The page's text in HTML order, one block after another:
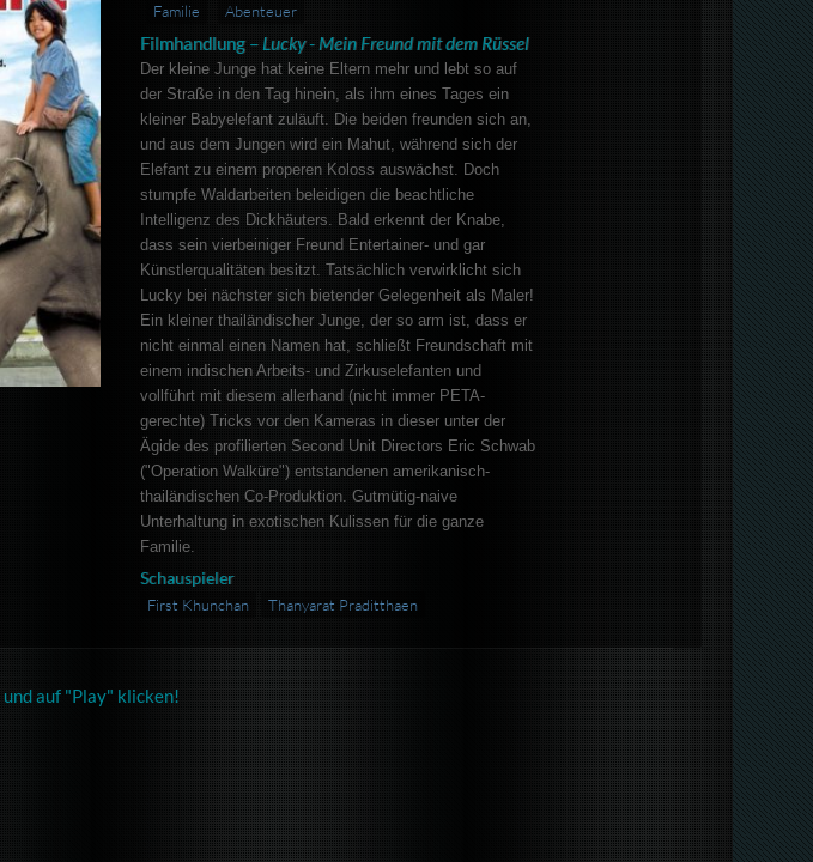
Familie Abenteuer
Filmhandlung – Lucky - Mein Freund mit dem Rüssel
Der kleine Junge hat keine Eltern mehr und lebt so auf
der Straße in den Tag hinein, als ihm eines Tages ein
kleiner Babyelefant zuläuft. Die beiden freunden sich an,
und aus dem Jungen wird ein Mahut, während sich der
Elefant zu einem properen Koloss auswächst. Doch
stumpfe Waldarbeiten beleidigen die beachtliche
Intelligenz des Dickhäuters. Bald erkennt der Knabe,
dass sein vierbeiniger Freund Entertainer- und gar
Künstlerqualitäten besitzt. Tatsächlich verwirklicht sich
Lucky bei nächster sich bietender Gelegenheit als Maler!
Ein kleiner thailändischer Junge, der so arm ist, dass er
nicht einmal einen Namen hat, schließt Freundschaft mit
einem indischen Arbeits- und Zirkuselefanten und
vollführt mit diesem allerhand (nicht immer PETA-
gerechte) Tricks vor den Kameras in dieser unter der
Ägide des profilierten Second Unit Directors Eric Schwab
("Operation Walküre") entstandenen amerikanisch-
thailändischen Co-Produktion. Gutmütig-naive
Unterhaltung in exotischen Kulissen für die ganze
Familie.
Schauspieler
First Khunchan Thanyarat Praditthaen
und auf "Play" klicken!